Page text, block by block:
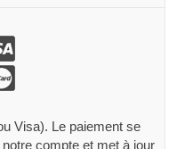
Visa). Le paiement se
compte et met à jour